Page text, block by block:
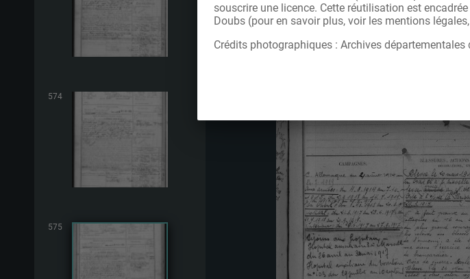
574
575
souscrire une licence. Cette réutilisation est
Doubs (pour en savoir plus, voir les mentions
Crédits photographiques : Archives départementales